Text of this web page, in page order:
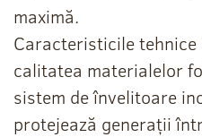
maximă.
Caracteristicile
calitatea materialelor
sistem de învelitoare
protejează generații